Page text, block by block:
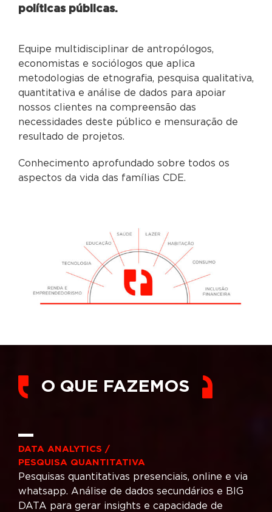
políticas públicas.
Equipe multidisciplinar de antropólogos,
economistas e sociólogos que aplica
metodologias de etnografia, pesquisa qualitativa,
quantitativa e análise de dados para apoiar
nossos clientes na compreensão das
necessidades deste público e mensuração de
resultado de projetos.
Conhecimento aprofundado sobre todos os
aspectos da vida das famílias CDE.
O QUE FAZEMOS
DATA ANALYTICS /
PESQUISA QUANTITATIVA
Pesquisas quantitativas presenciais, online e via
whatsapp. Análise de dados secundários e BIG
DATA para gerar insights e capacidade de